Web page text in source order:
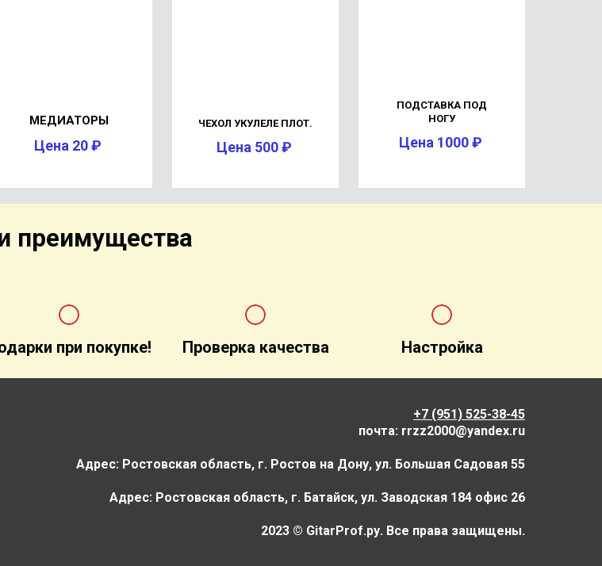
МЕДИАТОРЫ
Цена 20 ₽
ЧЕХОЛ УКУЛЕЛЕ ПЛОТ.
Цена 500 ₽
ПОДСТАВКА ПОД
НОГУ
Цена 1000 ₽
преимущества
при покупке! Проверка качества Настройка
+7 (951) 525-38-45
почта: rrzz2000@yandex.ru
Адрес: Ростовская область, г. Ростов на Дону, ул. Большая Садовая 55
Адрес: Ростовская область, г. Батайск, ул. Заводская 184 офис 26
2023 © GitarProf.ру. Все права защищены.